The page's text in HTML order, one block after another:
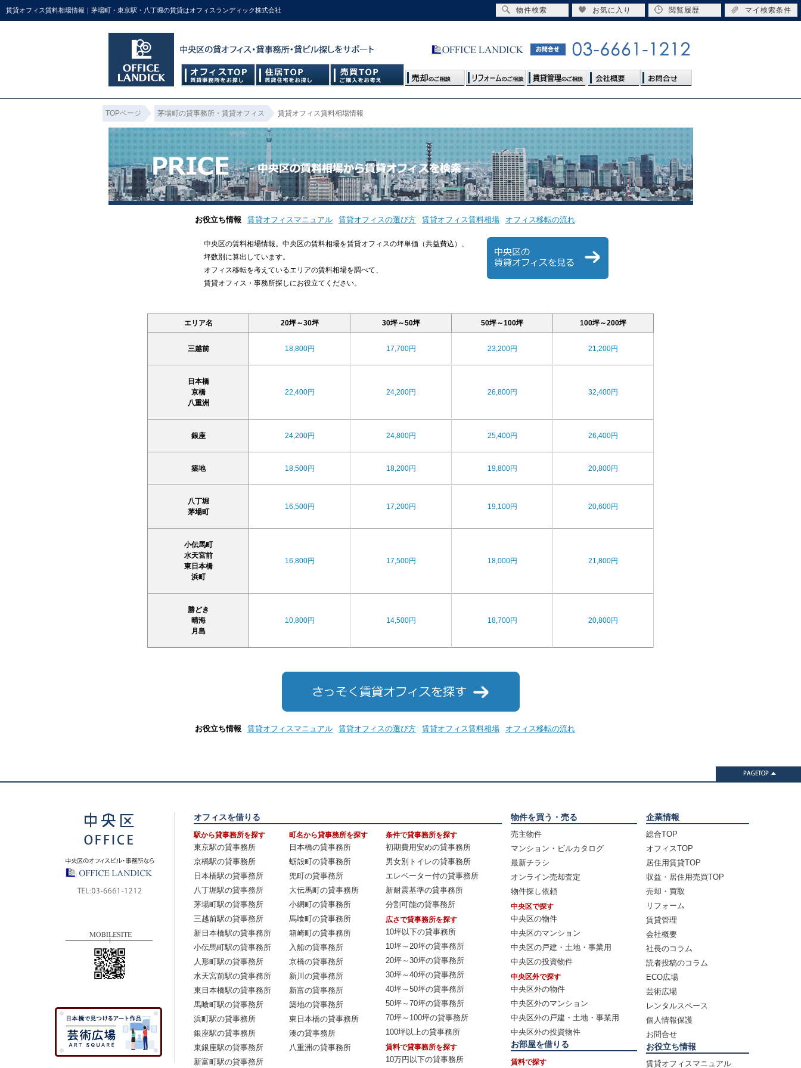
賃貸オフィス賃料相場情報｜茅場町・東京駅・八丁堀の賃貸はオフィスランディック株式会社
TOPページ 茅場町の貸事務所・賃貸オフィス 賃貸オフィス賃料相場情報
お役立ち情報 賃貸オフィスマニュアル 賃貸オフィスの選び方 賃貸オフィス賃料相場 オフィス移転の流れ
中央区の賃料相場情報。 中央区の賃料相場を賃貸オフィスの坪単価（共益費込）、
坪数別に算出しています。
オフィス移転を考えているエリアの賃料相場を調べて、
賃貸オフィス・事務所探しにお役立てください。
エリア名 20坪～30坪 30坪～50坪 50坪～100坪 100坪～200坪
三越前 18,800円 17,700円 23,200円 21,200円
日本橋
京橋
八重洲
22,400円 24,200円 26,800円 32,400円
銀座 24,200円 24,800円 25,400円 26,400円
築地 18,500円 18,200円 19,800円 20,800円
八丁堀
茅場町
16,500円 17,200円 19,100円 20,600円
小伝馬町
水天宮前
東日本橋
浜町
16,800円 17,500円 18,000円 21,800円
勝どき
晴海
月島
10,800円 14,500円 18,700円 20,800円
お役立ち情報 賃貸オフィスマニュアル 賃貸オフィスの選び方 賃貸オフィス賃料相場 オフィス移転の流れ
オフィスを借りる
駅から貸事務所を探す
東京駅の貸事務所
京橋駅の貸事務所
日本橋駅の貸事務所
八丁堀駅の貸事務所
茅場町駅の貸事務所
三越前駅の貸事務所
新日本橋駅の貸事務所
小伝馬町駅の貸事務所
人形町駅の貸事務所
水天宮前駅の貸事務所
東日本橋駅の貸事務所
馬喰町駅の貸事務所
浜町駅の貸事務所
銀座駅の貸事務所
東銀座駅の貸事務所
新富町駅の貸事務所
町名から貸事務所を探す
日本橋の貸事務所
蛎殻町の貸事務所
兜町の貸事務所
大伝馬町の貸事務所
小網町の貸事務所
馬喰町の貸事務所
箱崎町の貸事務所
入船の貸事務所
京橋の貸事務所
新川の貸事務所
新富の貸事務所
築地の貸事務所
東日本橋の貸事務所
湊の貸事務所
八重洲の貸事務所
条件で貸事務所を探す
初期費用安めの貸事務所
男女別トイレの貸事務所
エレベーター付の貸事務所
新耐震基準の貸事務所
分割可能の貸事務所
広さで貸事務所を探す
10坪以下の貸事務所
10坪～20坪の貸事務所
20坪～30坪の貸事務所
30坪～40坪の貸事務所
40坪～50坪の貸事務所
50坪～70坪の貸事務所
70坪～100坪の貸事務所
100坪以上の貸事務所
賃料で貸事務所を探す
10万円以下の貸事務所
物件を買う・売る
売主物件
マンション・ビルカタログ
最新チラシ
オンライン売却査定
物件探し依頼
中央区で探す
中央区の物件
中央区のマンション
中央区の戸建・土地・事業用
中央区の投資物件
中央区外で探す
中央区外の物件
中央区外のマンション
中央区外の戸建・土地・事業用
中央区外の投資物件
お部屋を借りる
賃料で探す
企業情報
総合TOP
オフィスTOP
居住用賃貸TOP
収益・居住用売買TOP
売却・買取
リフォーム
賃貸管理
会社概要
社長のコラム
読者投稿のコラム
ECO広場
芸術広場
レンタルスペース
個人情報保護
お問合せ
お役立ち情報
賃貸オフィスマニュアル
物件検索 お気に入り 閲覧履歴 マイ検索条件